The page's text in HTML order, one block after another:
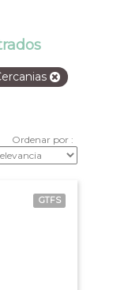
Ordenar por
GTFS